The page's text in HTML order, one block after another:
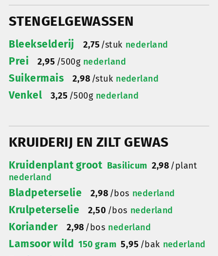
STENGELGEWASSEN
Bleekselderij 2,75 /stuk nederland
Prei 2,95 /500g nederland
Suikermais 2,98 /stuk nederland
Venkel 3,25 /500g nederland
KRUIDERIJ EN ZILT GEWAS
Kruidenplant groot Basilicum 2,98 / plant
nederland
Bladpeterselie 2,98 / bos nederland
Krulpeterselie 2,50 / bos nederland
Koriander 2,98 / bos nederland
Lamsoor wild 150 gram 5,95 / bak nederland